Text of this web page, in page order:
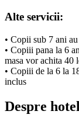
Alte servicii:
• Copii sub 7 ani
• Copiii pana la 6
masa vor achita 40
• Copiii de la 6 la
inclus
Despre hotel